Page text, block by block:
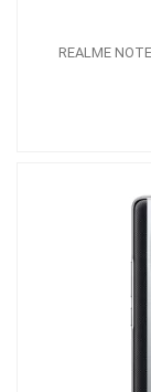
REALME